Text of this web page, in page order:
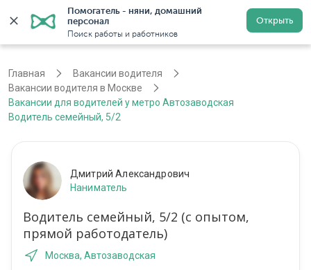
Помогатель - няни, домашний
персонал
Поиск работы и работников
Открыть
Регистрация
Главная
Вакансии водителя
Вакансии водителя в Москве
Вакансии для водителей у метро Автозаводская
Водитель семейный, 5/2
Дмитрий Александрович
Наниматель
Водитель семейный, 5/2 (с опытом,
прямой работодатель)
Москва, Автозаводская